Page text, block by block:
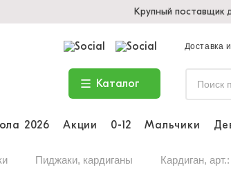
Крупный поставщик
Доставка
Каталог
2026 Акции 0-12 Мальчики
Пиджаки, кардиганы Кардиган,